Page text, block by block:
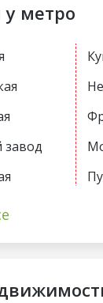
метро
завод